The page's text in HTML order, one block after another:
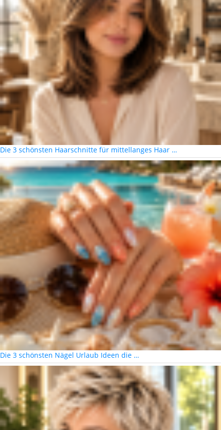
Die 3 schönsten Haarschnitte für mittellanges Haar …
Die 3 schönsten Nägel Urlaub Ideen die …